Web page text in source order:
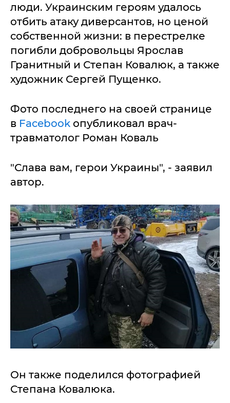
люди. Украинским героям удалось
отбить атаку диверсантов, но ценой
собственной жизни: в перестрелке
погибли добровольцы Ярослав
Гранитный и Степан Ковалюк, а также
художник Сергей Пущенко.
Фото последнего на своей странице
в Facebook опубликовал врач-
травматолог Роман Коваль
"Слава вам, герои Украины", - заявил
автор.
Он также поделился фотографией
Степана Ковалюка.